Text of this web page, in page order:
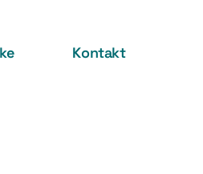
Kontakt